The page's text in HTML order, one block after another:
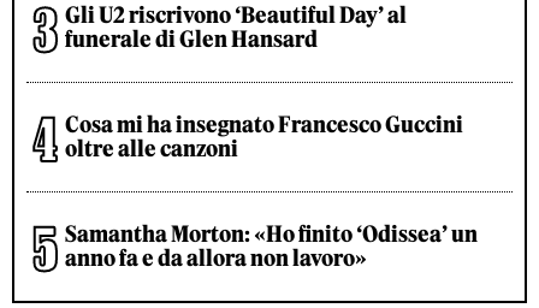
Gli U2 riscrivono ‘Beautiful Day’ al
funerale di Glen Hansard
Cosa mi ha insegnato Francesco Guccini
oltre alle canzoni
Samantha Morton: «Ho finito ‘Odissea’ un
anno fa e da allora non lavoro»